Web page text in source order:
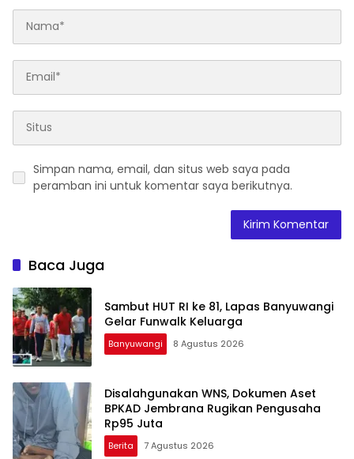
Simpan nama, email, dan situs web saya pada
peramban ini untuk komentar saya berikutnya.
Baca Juga
Sambut HUT RI ke 81, Lapas Banyuwangi
Gelar Funwalk Keluarga
Banyuwangi 8 Agustus 2026
Disalahgunakan WNS, Dokumen Aset
BPKAD Jembrana Rugikan Pengusaha
Rp95 Juta
Berita 7 Agustus 2026